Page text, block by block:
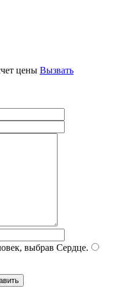
цены Вызвать
выбрав Сердце.